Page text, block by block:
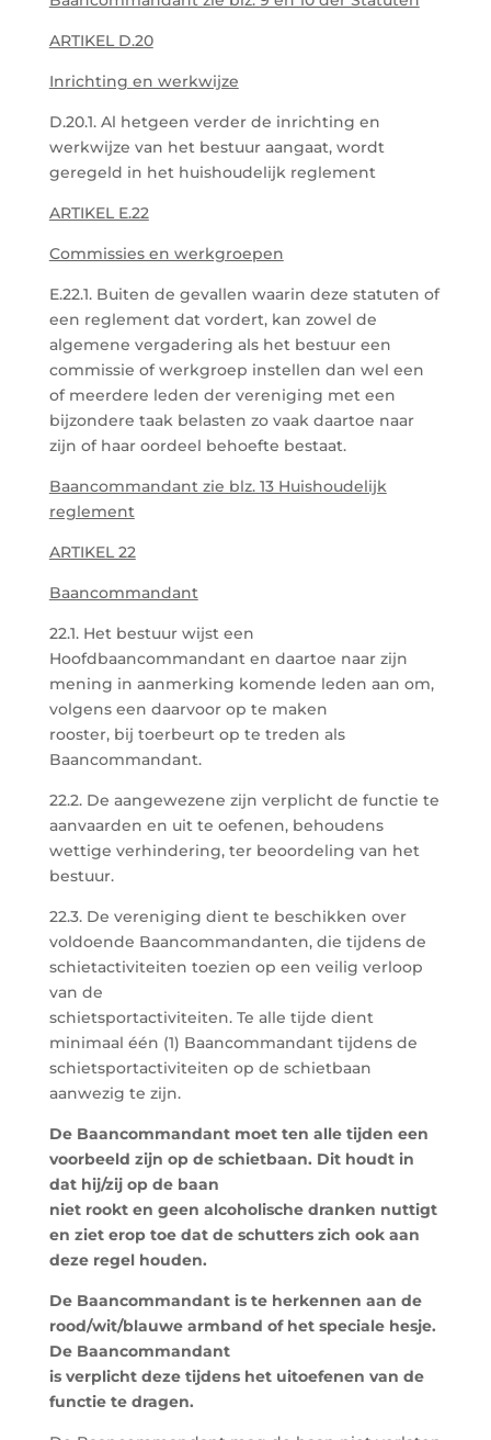
ARTIKEL D.20
Inrichting en werkwijze
D.20.1. Al hetgeen verder de inrichting en
werkwijze van het bestuur aangaat, wordt
geregeld in het huishoudelijk reglement
ARTIKEL E.22
Commissies en werkgroepen
E.22.1. Buiten de gevallen waarin deze statuten of
een reglement dat vordert, kan zowel de
algemene vergadering als het bestuur een
commissie of werkgroep instellen dan wel een
of meerdere leden der vereniging met een
bijzondere taak belasten zo vaak daartoe naar
zijn of haar oordeel behoefte bestaat.
Baancommandant zie blz. 13 Huishoudelijk
reglement
ARTIKEL 22
Baancommandant
22.1. Het bestuur wijst een
Hoofdbaancommandant en daartoe naar zijn
mening in aanmerking komende leden aan om,
volgens een daarvoor op te maken
rooster, bij toerbeurt op te treden als
Baancommandant.
22.2. De aangewezene zijn verplicht de functie te
aanvaarden en uit te oefenen, behoudens
wettige verhindering, ter beoordeling van het
bestuur.
22.3. De vereniging dient te beschikken over
voldoende Baancommandanten, die tijdens de
schietactiviteiten toezien op een veilig verloop
van de
schietsportactiviteiten. Te alle tijde dient
minimaal één (1) Baancommandant tijdens de
schietsportactiviteiten op de schietbaan
aanwezig te zijn.
De Baancommandant moet ten alle tijden een
voorbeeld zijn op de schietbaan. Dit houdt in
dat hij/zij op de baan
niet rookt en geen alcoholische dranken nuttigt
en ziet erop toe dat de schutters zich ook aan
deze regel houden.
De Baancommandant is te herkennen aan de
rood/wit/blauwe armband of het speciale hesje.
De Baancommandant
is verplicht deze tijdens het uitoefenen van de
functie te dragen.